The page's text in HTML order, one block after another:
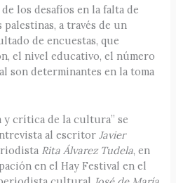
los desafíos en la falta de
a través de un
de encuestas, que
el nivel educativo, el número
son determinantes en la toma
y crítica de la cultura” se
al escritorJavier
Rita Álvarez Tudela, en
en el Hay Festival en el